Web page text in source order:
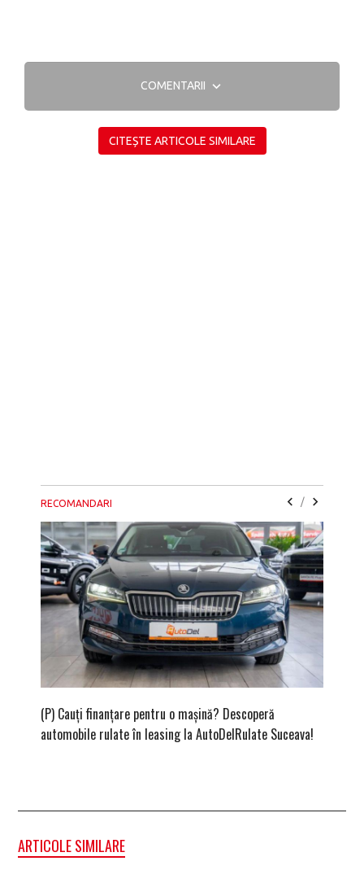
COMENTARII
CITEȘTE ARTICOLE SIMILARE
RECOMANDARI /
(P) Cauți finanțare pentru o mașină? Descoperă
automobile rulate în leasing la AutoDelRulate Suceava!
ARTICOLE SIMILARE